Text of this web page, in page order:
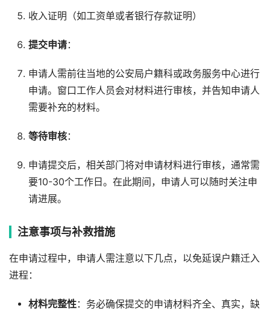
收入证明（如工资单或者银行存款证明）
提交申请：
申请人需前往当地的公安局户籍科或政务服务中心进行
申请。窗口工作人员会对材料进行审核，并告知申请人
需要补充的材料。
等待审核：
申请提交后，相关部门将对申请材料进行审核，通常需
要10-30个工作日。在此期间，申请人可以随时关注申
请进展。
注意事项与补救措施
在申请过程中，申请人需注意以下几点，以免延误户籍迁入
进程：
材料完整性：务必确保提交的申请材料齐全、真实，缺